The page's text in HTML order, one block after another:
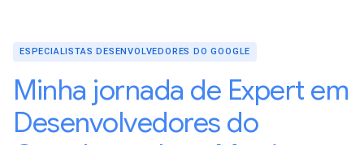
ESPECIALISTAS DESENVOLVEDORES DO GOOGLE
Minha jornada de Expert em
Desenvolvedores do